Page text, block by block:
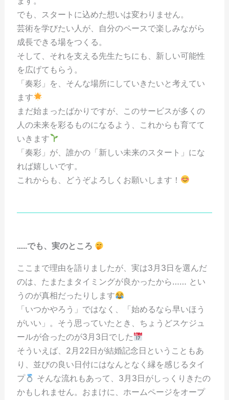
でも、スタートに込めた想いは変わりません。
芸術を学びたい人が、自分のペースで楽しみながら
成長できる場をつくる。
そして、それを支える先生たちにも、新しい可能性
を広げてもらう。
「奏彩」を、そんな場所にしていきたいと考えてい
ます
まだ始まったばかりですが、このサービスが多くの
人の未来を彩るものになるよう、これからも育てて
いきます
「奏彩」が、誰かの「新しい未来のスタート」にな
れば嬉しいです。
これからも、どうぞよろしくお願いします！
……でも、実のところ
ここまで理由を語りましたが、実は3月3日を選んだ
のは、たまたまタイミングが良かったから…… とい
うのが真相だったりします
「いつかやろう」ではなく、「始めるなら早いほう
がいい」。そう思っていたとき、ちょうどスケジュ
ールが合ったのが3月3日でした
そういえば、2月22日が結婚記念日ということもあ
り、並びの良い日付にはなんとなく縁を感じるタイ
プ
そんな流れもあって、3月3日がしっくりきたの
かもしれません。おまけに、ホームページをオープ